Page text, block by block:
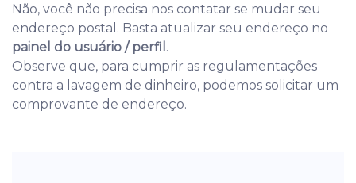
Não, você não precisa nos contatar se mudar seu
endereço postal. Basta atualizar seu endereço no
painel do usuário / perfil .
Observe que, para cumprir as regulamentações
contra a lavagem de dinheiro, podemos solicitar um
comprovante de endereço.